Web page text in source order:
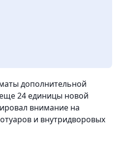
дополнительной
24 единицы новой
внимание на
и внутридворовых